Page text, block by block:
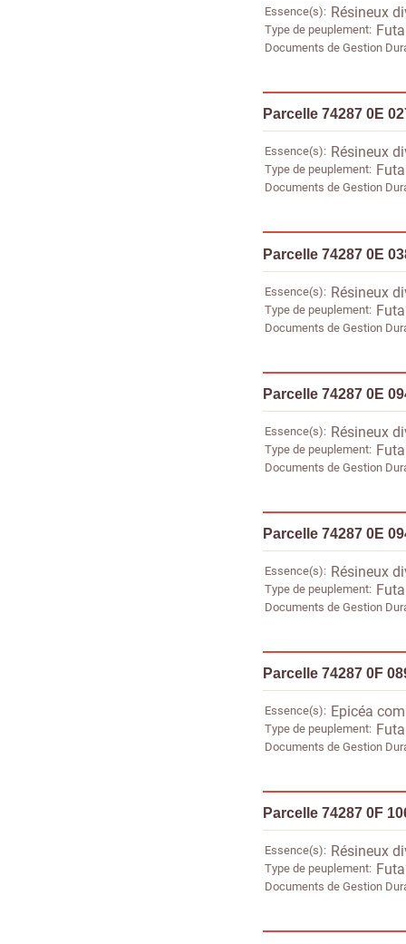
Essence(s) Résineux
Type de peuplement
Documents de Gestion
Parcelle 74287 0E
Essence(s) Résineux
Type de peuplement
Documents de Gestion
Parcelle 74287 0E
Essence(s) Résineux
Type de peuplement
Documents de Gestion
Parcelle 74287 0E
Essence(s) Résineux
Type de peuplement
Documents de Gestion
Parcelle 74287 0E
Essence(s) Résineux
Type de peuplement
Documents de Gestion
Parcelle 74287 0F
Essence(s) Epicéa
Type de peuplement
Documents de Gestion
Parcelle 74287 0F
Essence(s) Résineux
Type de peuplement
Documents de Gestion